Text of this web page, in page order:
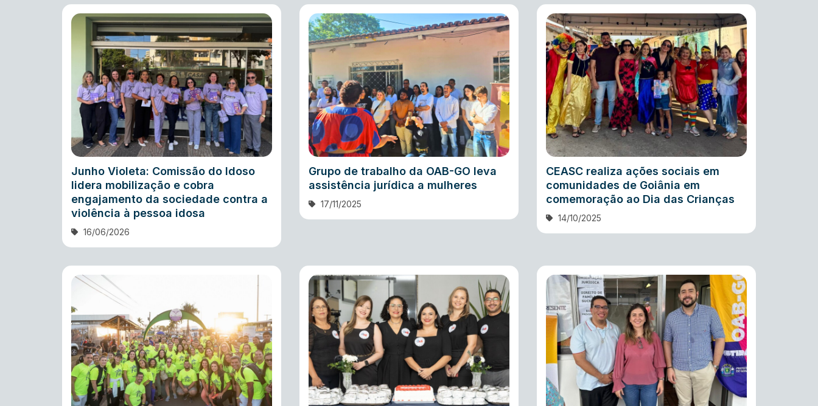
Junho Violeta: Comissão do Idoso
lidera mobilização e cobra
engajamento da sociedade contra a
violência à pessoa idosa
16/06/2026
Grupo de trabalho da OAB-GO leva
assistência jurídica a mulheres
17/11/2025
CEASC realiza ações sociais em
comunidades de Goiânia em
comemoração ao Dia das Crianças
14/10/2025